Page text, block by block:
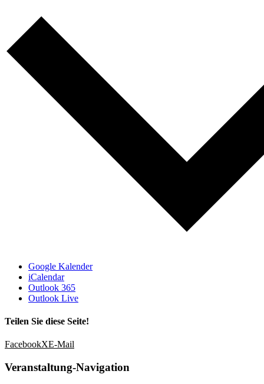
Google Kalender
iCalendar
Outlook 365
Outlook Live
Teilen Sie diese Seite!
FacebookXE-Mail
Veranstaltung-Navigation